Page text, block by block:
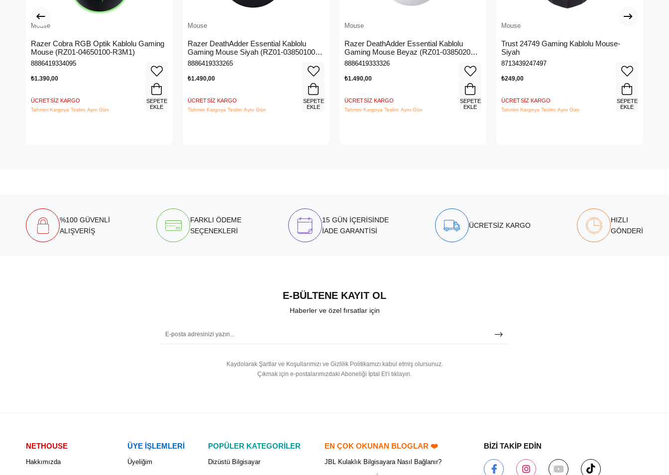
Mouse
Razer Cobra RGB Optik Kablolu Gaming
Mouse (RZ01-04650100-R3M1)
8886419334095
₺1.390,00
ÜCRETSIZ KARGO
Tahmini Kargoya Teslim: Aynı Gün
SEPETE
EKLE
Mouse
Razer DeathAdder Essential Kablolu
Gaming Mouse Siyah (RZ01-03850100-
R3M1)
8886419333265
₺1.490,00
ÜCRETSIZ KARGO
Tahmini Kargoya Teslim: Aynı Gün
SEPETE
EKLE
Mouse
Razer DeathAdder Essential Kablolu
Gaming Mouse Beyaz (RZ01-03850200-
R3M1)
8886419333326
₺1.490,00
ÜCRETSIZ KARGO
Tahmini Kargoya Teslim: Aynı Gün
SEPETE
EKLE
Mouse
Trust 24749 Gaming Kablolu Mouse-
Siyah
8713439247497
₺249,00
ÜCRETSIZ KARGO
Tahmini Kargoya Teslim: Aynı Gün
SEPETE
EKLE
%100 GÜVENLİ
ALIŞVERİŞ
FARKLI ÖDEME
SEÇENEKLERİ
15 GÜN İÇERİSİNDE
İADE GARANTİSİ
ÜCRETSİZ KARGO
HIZLI
GÖNDERİ
E-BÜLTENE KAYIT OL
Haberler ve özel fırsatlar için
Kaydolarak Şartlar ve Koşullarımızı ve Gizlilik Politikamızı kabul etmiş olursunuz.
Çıkmak için e-postalarımızdaki Aboneliği İptal Et’i tıklayın.
NETHOUSE
Hakkımızda
ÜYE İŞLEMLERİ
Üyeliğim
POPÜLER KATEGORİLER
Dizüstü Bilgisayar
EN ÇOK OKUNAN BLOGLAR ❤️
JBL Kulaklık Bilgisayara Nasıl Bağlanır?
BİZİ TAKİP EDİN